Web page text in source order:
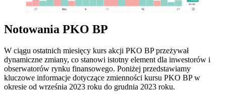
Notowania PKO BP
W ciągu ostatnich miesięcy kurs akcji PKO BP przeżywał
dynamiczne zmiany, co stanowi istotny element dla inwestorów i
obserwatorów rynku finansowego. Poniżej przedstawiamy
kluczowe informacje dotyczące zmienności kursu PKO BP w
okresie od września 2023 roku do grudnia 2023 roku.